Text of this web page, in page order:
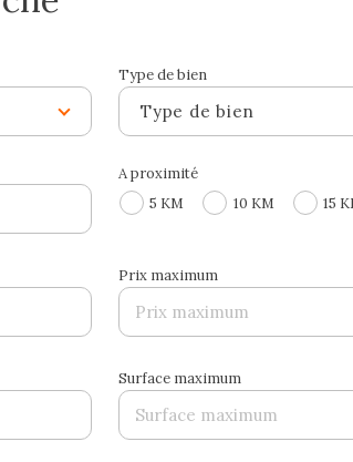
Type de bien
Type de bien
A proximité
5 KM
10 KM 15
Prix maximum
Surface maximum